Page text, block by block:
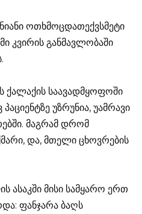
ოთხმოცდათექვსმეტი
კვირის განმავლობაში
ქალაქის საავადმყოფოში
უზრუნია, უამრავი
მაგრამ დრომ
და, მთელი ცხოვრების
ასაკში მისი სამყარო ერთ
ფანჯარა ბაღს